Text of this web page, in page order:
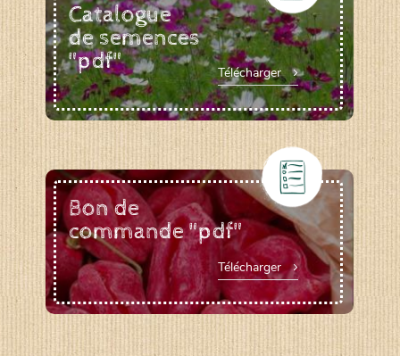
Catalogue
de semences
"pdf"
Télécharger
Bon de
commande "pdf"
Télécharger